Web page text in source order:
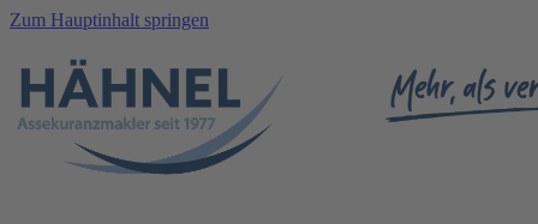
Zum Hauptinhalt springen